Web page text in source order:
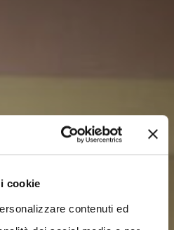
cookie
contenuti ed